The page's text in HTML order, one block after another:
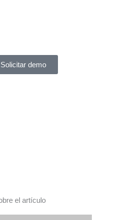
Solicitar demo
el artículo